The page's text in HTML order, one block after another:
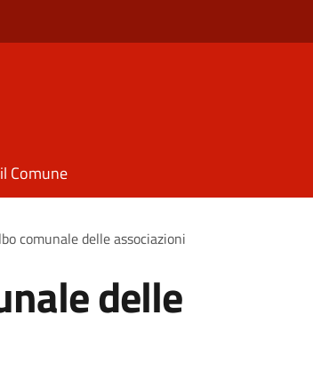
Comune
comunale delle associazioni
delle